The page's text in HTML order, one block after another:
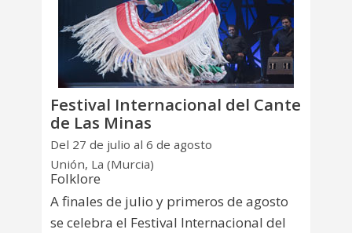
Festival Internacional del Cante
de Las Minas
Del 27 de julio al 6 de agosto
Unión, La (Murcia)
Folklore
A finales de julio y primeros de agosto
se celebra el Festival Internacional del